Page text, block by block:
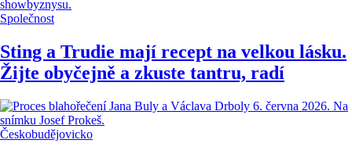
Společnost
Sting a Trudie mají recept na velkou lásku.
Žijte obyčejně a zkuste tantru, radí
Českobudějovicko